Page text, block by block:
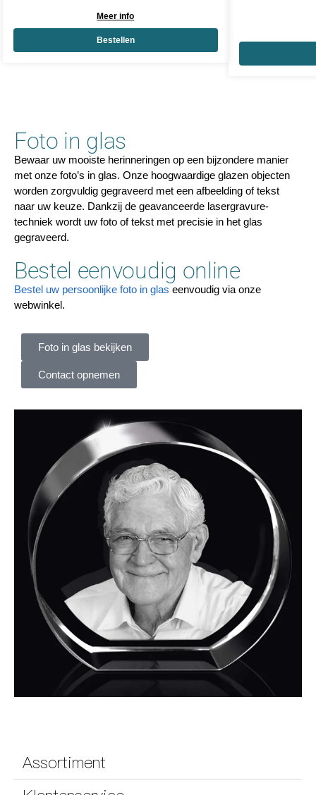
Meer info
Bestellen
Foto in glas
Bewaar uw mooiste herinneringen op een bijzondere manier
met onze foto’s in glas. Onze hoogwaardige glazen objecten
worden zorgvuldig gegraveerd met een afbeelding of tekst
naar uw keuze. Dankzij de geavanceerde lasergravure-
techniek wordt uw foto of tekst met precisie in het glas
gegraveerd.
Bestel eenvoudig online
Bestel uw persoonlijke foto in glas eenvoudig via onze
webwinkel.
Foto in glas bekijken
Contact opnemen
Assortiment